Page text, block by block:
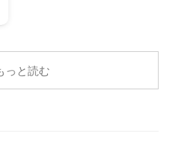
る ...
っと読む